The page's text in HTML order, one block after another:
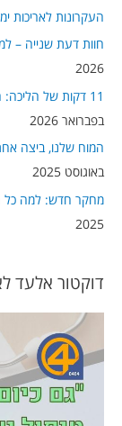
r
:
העקרונות לאריכות
חוות דעת שנייה –
2026
11 דקות של הליכה: המחקר שמשנה את מה שחשבנו על פעילות גופנית
בפברואר 2026
המוח שלנו, ביצה
באוגוסט 2025
מחקר חדש: למה כל
2025
דוקטור אלעד